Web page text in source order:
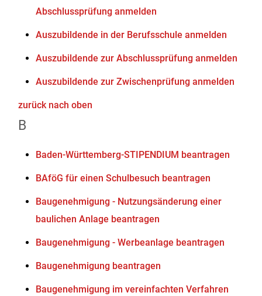
Abschlussprüfung anmelden
Auszubildende in der Berufsschule anmelden
Auszubildende zur Abschlussprüfung anmelden
Auszubildende zur Zwischenprüfung anmelden
zurück nach oben
B
Baden-Württemberg-STIPENDIUM beantragen
BAföG für einen Schulbesuch beantragen
Baugenehmigung - Nutzungsänderung einer
baulichen Anlage beantragen
Baugenehmigung - Werbeanlage beantragen
Baugenehmigung beantragen
Baugenehmigung im vereinfachten Verfahren